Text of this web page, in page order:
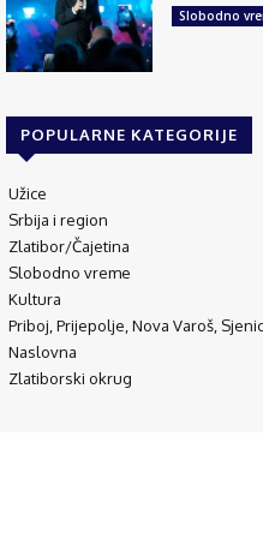
Slobodno
POPULARNE KATEGORIJE
Užice
Srbija i region
Zlatibor/Čajetina
Slobodno vreme
Kultura
Priboj, Prijepolje, Nova Varoš,
Naslovna
Zlatiborski okrug